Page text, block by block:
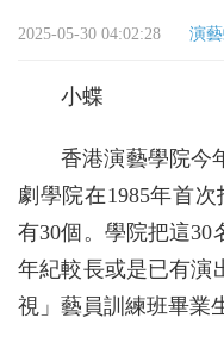
2025-05-30 04:02:28 演
小蝶
香港演藝學院今
劇學院在1985年首
有30個。學院把這30
年紀較長或是已有演
視」藝員訓練班畢業